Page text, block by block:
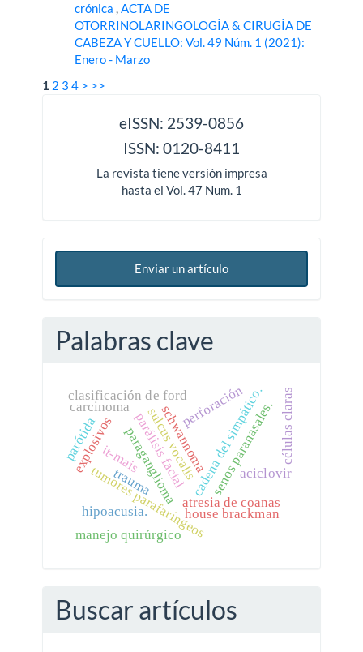
crónica,ACTA DE
OTORRINOLARINGOLOGÍA & CIRUGÍA DE
CABEZA Y CUELLO: Vol. 49 Núm. 1 (2021):
Enero - Marzo
1 2 3 4 > >>
eISSN: 2539-0856
ISSN: 0120-8411
La revista tiene versión impresa
hasta el Vol. 47 Num. 1
Enviar un artículo
Palabras clave
schwannoma
paraganglioma
tumores parafaríngeos
cadena del simpático.
atresia de coanas
manejo quirúrgico
senos paranasales.
perforación
trauma
explosivos
hipoacusia.
sulcus vocalis
clasificación de ford
parálisis facial
house brackman
aciclovir
carcinoma células claras
parótidait-mais
Buscar artículos